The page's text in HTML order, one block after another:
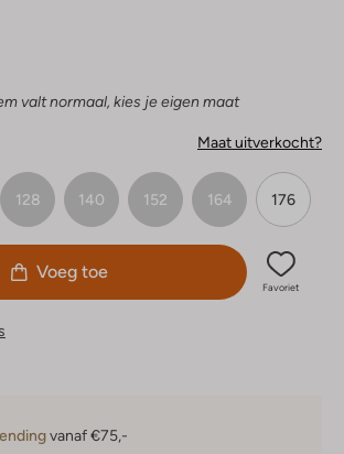
valt normaal, kies je eigen maat
Maat uitverkocht?
128 140 152 164 176
Voeg toe
Favoriet
vanaf €75,-